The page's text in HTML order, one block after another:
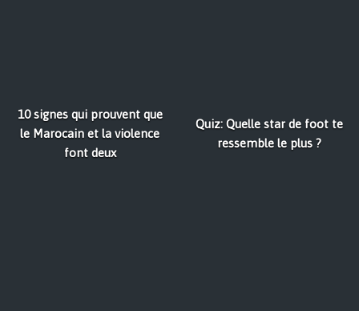
10 signes qui prouvent que
le Marocain et la violence
font deux
Quiz: Quelle star de foot te
ressemble le plus ?